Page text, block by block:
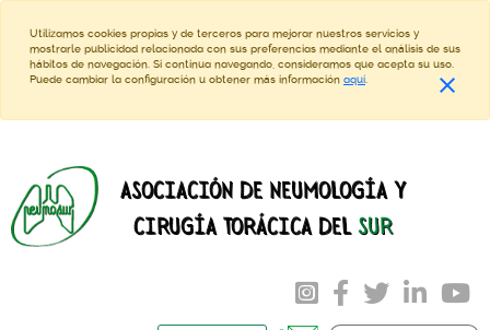
Utilizamos cookies propias y de terceros para mejorar nuestros servicios y
mostrarle publicidad relacionada con sus preferencias mediante el análisis de sus
hábitos de navegación. Si continua navegando, consideramos que acepta su uso.
Puede cambiar la configuración u obtener más información aquí close
ASOCIACIÓN DE NEUMOLOGÍA Y
CIRUGÍA TORÁCICA DEL SUR